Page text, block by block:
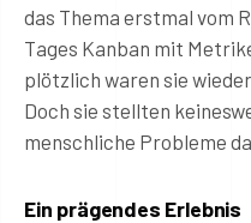
das Thema erstmal vom
Tages Kanban mit
plötzlich waren sie
Doch sie stellten
menschliche Probleme
Ein prägendes Erlebnis